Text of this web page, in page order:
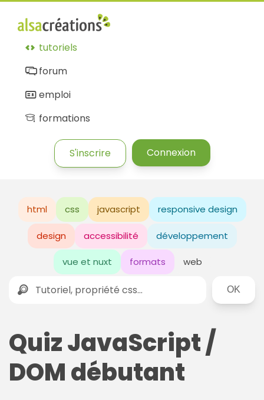
tutoriels
forum
emploi
formations
S'inscrire Connexion
html css javascript responsive design
design accessibilité développement
vue et nuxt formats web
Rechercher
Quiz JavaScript /
DOM débutant